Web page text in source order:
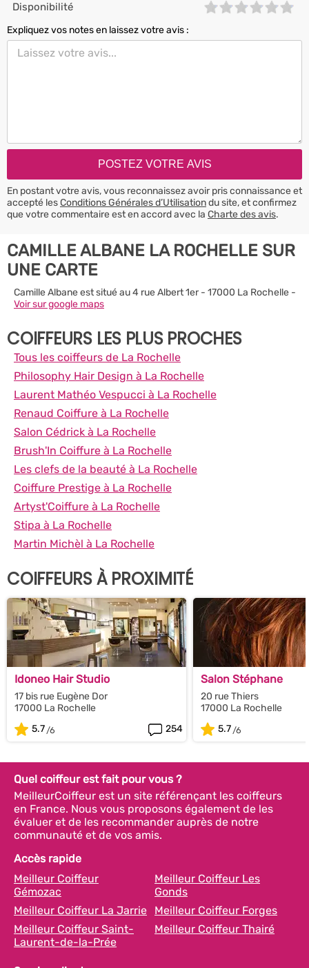
Disponibilité
Expliquez vos notes en laissez votre avis :
En postant votre avis, vous reconnaissez avoir pris connaissance et
accepté lesConditions Générales d’Utilisationdu site, et confirmez
que votre commentaire est en accord avec la Charte des avis.
CAMILLE ALBANE LA ROCHELLE SUR
UNE CARTE
Camille Albane est situé au 4 rue Albert 1er - 17000 La Rochelle -
Voir sur google maps
COIFFEURS LES PLUS PROCHES
Tous les coiffeurs de La Rochelle
Philosophy Hair Design à La Rochelle
Laurent Mathéo Vespucci à La Rochelle
Renaud Coiffure à La Rochelle
Salon Cédrick à La Rochelle
Brush'In Coiffure à La Rochelle
Les clefs de la beauté à La Rochelle
Coiffure Prestige à La Rochelle
Artyst'Coiffure à La Rochelle
Stipa à La Rochelle
Martin Michèl à La Rochelle
COIFFEURS À PROXIMITÉ
Idoneo Hair Studio
17 bis rue Eugène Dor
17000 La Rochelle
5.7
254
Salon Stéphane
20 rue Thiers
17000 La Rochelle
5.7
Quel coiffeur est fait pour vous ?
MeilleurCoiffeur est un site référençant les coiffeurs
en France. Nous vous proposons également de les
évaluer et de les recommander auprès de notre
communauté et de vos amis.
Accès rapide
Meilleur Coiffeur
Gémozac
Meilleur Coiffeur Les
Gonds
Meilleur Coiffeur La Jarrie
Meilleur Coiffeur Forges
Meilleur Coiffeur Saint-
Laurent-de-la-Prée
Meilleur Coiffeur Thairé